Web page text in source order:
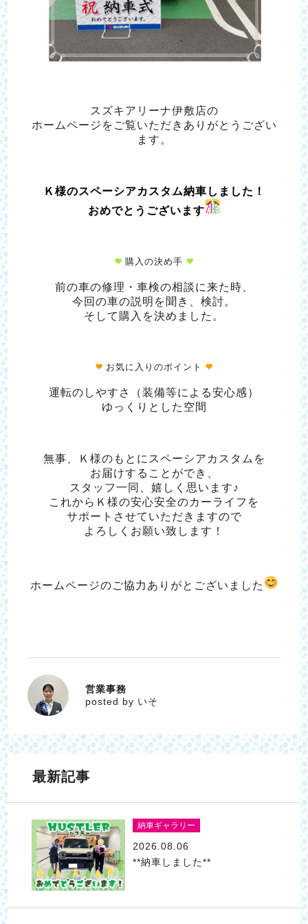
スズキアリーナ伊敷店の
ホームページをご覧いただきありがとうござい
ます。
Ｋ様のスペーシアカスタム納車しました！
おめでとうございます
購入の決め手
前の車の修理・車検の相談に来た時、
今回の車の説明を聞き、検討。
そして購入を決めました。
お気に入りのポイント
運転のしやすさ（装備等による安心感）
ゆっくりとした空間
無事、Ｋ様のもとにスペーシアカスタムを
お届けすることができ、
スタッフ一同、嬉しく思います♪
これからＫ様の安心安全のカーライフを
サポートさせていただきますので
よろしくお願い致します！
ホームページのご協力ありがとございました
いそ
営業事務
posted by いそ
最新記事
納車ギャラリー
2026.08.06
**納車しました**